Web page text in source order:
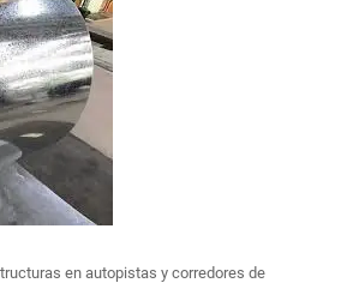
en autopistas y corredores de